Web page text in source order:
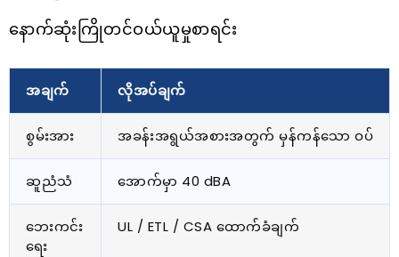
နောက်ဆုံးကြိုတင်ဝယ်ယူမှုစာရင်း
အချက် လိုအပ်ချက်
စွမ်းအား အခန်းအရွယ်အစားအတွက် မှန်ကန်သော ဝပ်
ဆူညံသံ အောက်မှာ 40 dBA
ဘေးကင်း
ရေး
UL / ETL / CSA ထောက်ခံချက်